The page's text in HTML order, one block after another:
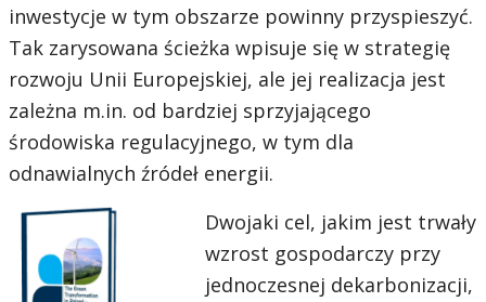
inwestycje w tym obszarze powinny przyspieszyć.
Tak zarysowana ścieżka wpisuje się w strategię
rozwoju Unii Europejskiej, ale jej realizacja jest
zależna m.in. od bardziej sprzyjającego
środowiska regulacyjnego, w tym dla
odnawialnych źródeł energii.
Dwojaki cel, jakim jest trwały
wzrost gospodarczy przy
jednoczesnej dekarbonizacji,